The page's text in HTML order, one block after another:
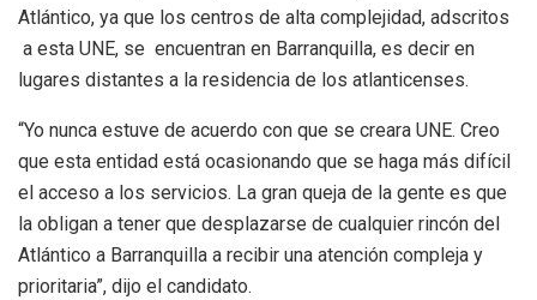
Atlántico, ya que los centros de alta complejidad, adscritos
a esta UNE, se encuentran en Barranquilla, es decir en
lugares distantes a la residencia de los atlanticenses.
“Yo nunca estuve de acuerdo con que se creara UNE. Creo
que esta entidad está ocasionando que se haga más difícil
el acceso a los servicios. La gran queja de la gente es que
la obligan a tener que desplazarse de cualquier rincón del
Atlántico a Barranquilla a recibir una atención compleja y
prioritaria”, dijo el candidato.